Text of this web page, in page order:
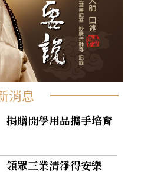
消息
贈開學用品攜手培育
眾三業清淨得安樂